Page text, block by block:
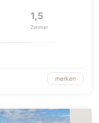
1,5
Zimmer
merken